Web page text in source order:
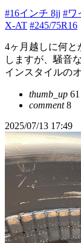
#16インチ 8jj #ワ
X-AT #245/75R16
4ヶ月越しに何と
しますが、騒音
インスタイルの
thumb_up 61
comment8
2025/07/13 17:49